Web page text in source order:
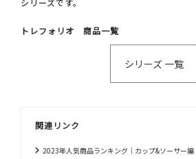
トレフォリオ 商品一覧
シリーズ 一覧
関連リンク
2023年人気商品ランキング｜カップ&ソーサー編